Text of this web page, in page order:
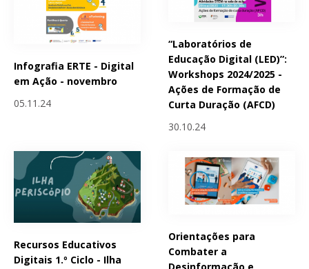
Infografia ERTE - Digital
em Ação - novembro
05.11.24
“Laboratórios de
Educação Digital (LED)”:
Workshops 2024/2025 -
Ações de Formação de
Curta Duração (AFCD)
30.10.24
Recursos Educativos
Digitais 1.º Ciclo - Ilha
Orientações para
Combater a